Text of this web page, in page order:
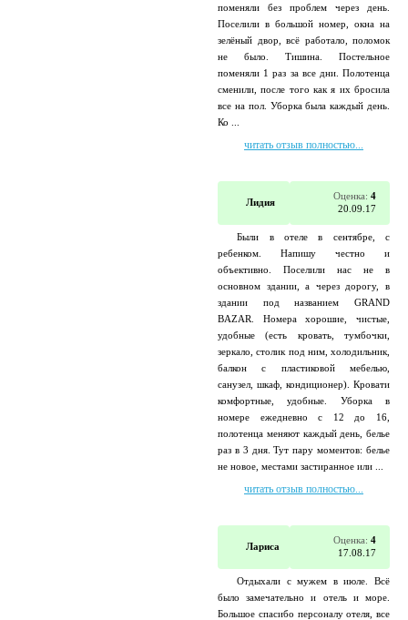
поменяли без проблем через день.
Поселили в большой номер, окна на
зелёный двор, всё работало, поломок
не было. Тишина. Постельное
поменяли 1 раз за все дни. Полотенца
сменили, после того как я их бросила
все на пол. Уборка была каждый день.
Ко ...
читать отзыв полностью...
Лидия
Оценка: 4
20.09.17
Были в отеле в сентябре, с
ребенком. Напишу честно и
объективно. Поселили нас не в
основном здании, а через дорогу, в
здании под названием GRAND
BAZAR. Номера хорошие, чистые,
удобные (есть кровать, тумбочки,
зеркало, столик под ним, холодильник,
балкон с пластиковой мебелью,
санузел, шкаф, кондиционер). Кровати
комфортные, удобные. Уборка в
номере ежедневно с 12 до 16,
полотенца меняют каждый день, белье
раз в 3 дня. Тут пару моментов: белье
не новое, местами застиранное или ...
читать отзыв полностью...
Лариса
Оценка: 4
17.08.17
Отдыхали с мужем в июле. Всё
было замечательно и отель и море.
Большое спасибо персоналу отеля, все